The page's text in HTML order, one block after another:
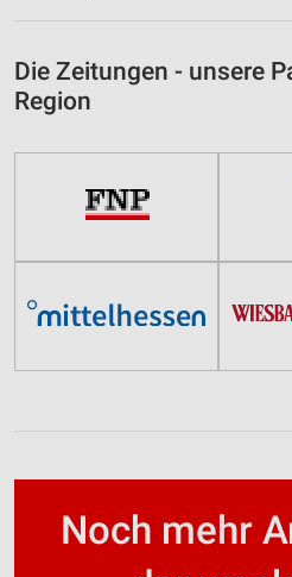
Die Zeitungen - unsere
Region
Noch mehr